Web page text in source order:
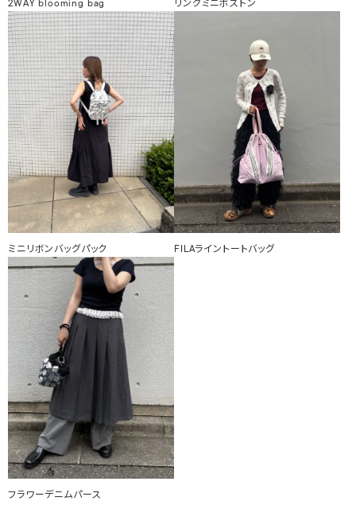
2WAY blooming bag リングミニボストン
ミニリボンバッグパック FILAライントートバッグ
フラワーデニムパース